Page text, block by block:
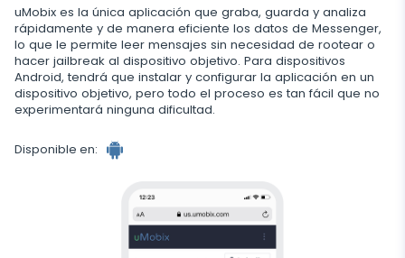
Actualización automática
Estado en línea en redes sociales
Sustitución de tarjeta SIM
Geofinder
Instalación en un clic
Lista de aplicaciones instaladas
Horario de uso de la aplicación
Telegram
Wechat
Skype
Servicio de mensajería de Signal
Rastreador de Google Chat
TikTok
YouTube
Reddit
Tinder
Historial del navegador
Marcadores del navegador
Escáner de buzón
Captura de cámara
Transmisión de vídeo
App para Escuchar Conversaciones a Distancia
Información eliminada
Recuperar Mensajes Borrados
Recuperar Contactos Borrados
Contactos con nombre cambiado
Control
Eliminar apps no deseadas
Bloquear Sitios Web
uMobix es la única aplicación que graba, guarda y analiza
rápidamente y de manera eficiente los datos de Messenger,
lo que le permite leer mensajes sin necesidad de rootear o
hacer jailbreak al dispositivo objetivo. Para dispositivos
Android, tendrá que instalar y configurar la aplicación en un
dispositivo objetivo, pero todo el proceso es tan fácil que no
experimentará ninguna dificultad.
Disponible en: